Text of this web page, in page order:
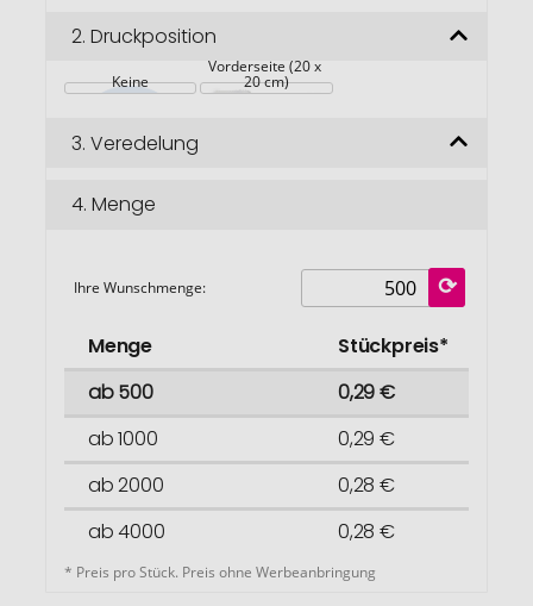
2. Druckposition
Keine
Vorderseite (20 x
20 cm)
3. Veredelung
4. Menge
Ihre Wunschmenge:
Menge
Stückpreis*
ab 500
0,29 €
ab 1000
0,29 €
ab 2000
0,28 €
ab 4000
0,28 €
* Preis pro Stück. Preis ohne Werbeanbringung